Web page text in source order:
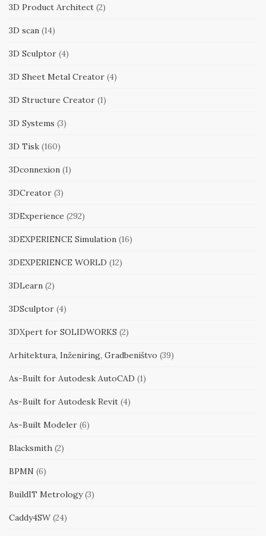
3D Product Architect (2)
3D scan (14)
3D Sculptor (4)
3D Sheet Metal Creator (4)
3D Structure Creator (1)
3D Systems (3)
3D Tisk (160)
3Dconnexion (1)
3DCreator (3)
3DExperience (292)
3DEXPERIENCE Simulation (16)
3DEXPERIENCE WORLD (12)
3DLearn (2)
3DSculptor (4)
3DXpert for SOLIDWORKS (2)
Arhitektura, Inženiring, Gradbeništvo (39)
As-Built for Autodesk AutoCAD (1)
As-Built for Autodesk Revit (4)
As-Built Modeler (6)
Blacksmith (2)
BPMN (6)
BuildIT Metrology(3)
Caddy4SW (24)